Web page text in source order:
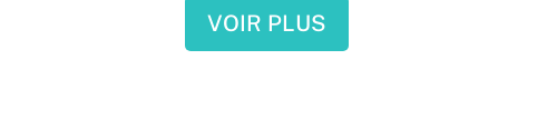
VOIR PLUS